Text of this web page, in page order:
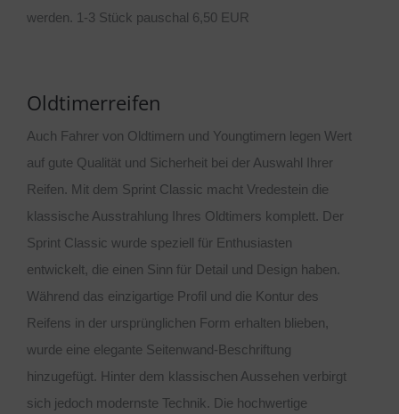
werden. 1-3 Stück pauschal 6,50 EUR
Oldtimerreifen
Auch Fahrer von Oldtimern und Youngtimern legen Wert
auf gute Qualität und Sicherheit bei der Auswahl Ihrer
Reifen. Mit dem Sprint Classic macht Vredestein die
klassische Ausstrahlung Ihres Oldtimers komplett. Der
Sprint Classic wurde speziell für Enthusiasten
entwickelt, die einen Sinn für Detail und Design haben.
Während das einzigartige Profil und die Kontur des
Reifens in der ursprünglichen Form erhalten blieben,
wurde eine elegante Seitenwand-Beschriftung
hinzugefügt. Hinter dem klassischen Aussehen verbirgt
sich jedoch modernste Technik. Die hochwertige